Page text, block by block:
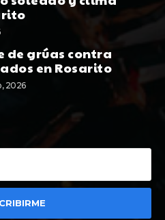
de grúas contra
en Rosarito
2026